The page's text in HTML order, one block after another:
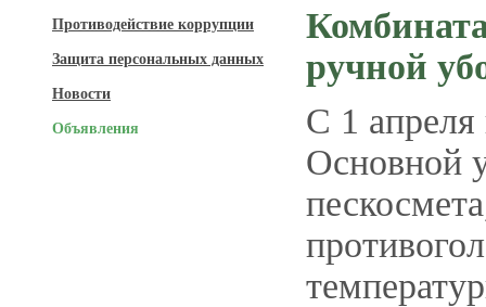
Противодействие коррупции
Защита персональных данных
Новости
Объявления
ручной
С 1 апреля
Основной